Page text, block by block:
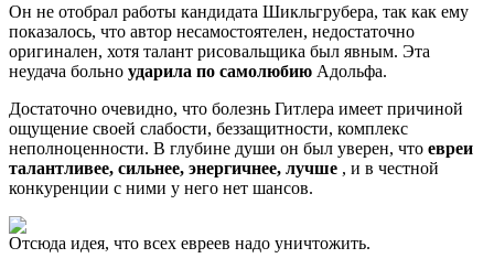
Он не отобрал работы кандидата Шикльгрубера, так как ему
показалось, что автор несамостоятелен, недостаточно
оригинален, хотя талант рисовальщика был явным. Эта
неудача больно ударила по самолюбию Адольфа.
Достаточно очевидно, что болезнь Гитлера имеет причиной
ощущение своей слабости, беззащитности, комплекс
неполноценности. В глубине души он был уверен, что евреи
талантливее, сильнее, энергичнее, лучше , и в честной
конкуренции с ними у него нет шансов.
Отсюда идея, что всех евреев надо уничтожить.